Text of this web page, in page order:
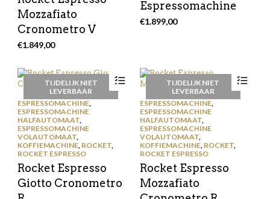
Mozzafiato
Cronometro V
€1.849,00
Espressomachine
€1.899,00
TIJDELIJK NIET
LEVERBAAR
ESPRESSOMACHINE,
ESPRESSOMACHINE
HALFAUTOMAAT,
ESPRESSOMACHINE
VOLAUTOMAAT,
KOFFIEMACHINE, ROCKET,
ROCKET ESPRESSO
Rocket Espresso
Giotto Cronometro
TIJDELIJK NIET
LEVERBAAR
ESPRESSOMACHINE,
ESPRESSOMACHINE
HALFAUTOMAAT,
ESPRESSOMACHINE
VOLAUTOMAAT,
KOFFIEMACHINE, ROCKET,
ROCKET ESPRESSO
Rocket Espresso
Mozzafiato